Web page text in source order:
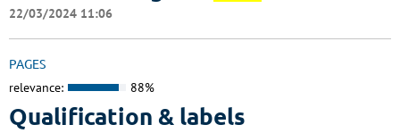
22/03/2024 11:06
PAGES
relevance: 88%
Qualification & labels